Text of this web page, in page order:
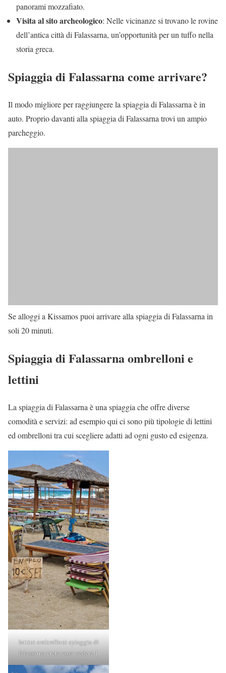
panorami mozzafiato.
Visita al sito archeologico: Nelle vicinanze si trovano le rovine
dell’antica città di Falassarna, un’opportunità per un tuffo nella
storia greca.
Spiaggia di Falassarna come arrivare?
Il modo migliore per raggiungere la spiaggia di Falassarna è in
auto. Proprio davanti alla spiaggia di Falassarna trovi un ampio
parcheggio.
Se alloggi a Kissamos puoi arrivare alla spiaggia di Falassarna in
soli 20 minuti.
Spiaggia di Falassarna ombrelloni e
lettini
La spiaggia di Falassarna è una spiaggia che offre diverse
comodità e servizi: ad esempio qui ci sono più tipologie di lettini
ed ombrelloni tra cui scegliere adatti ad ogni gusto ed esigenza.
lettini ombrelloni spiaggia di
falassarna creta cosa vedere 1